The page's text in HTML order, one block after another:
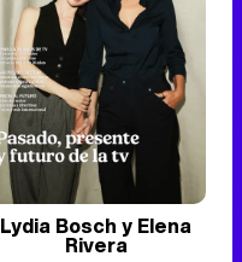
Lydia Bosch y Elena
Rivera